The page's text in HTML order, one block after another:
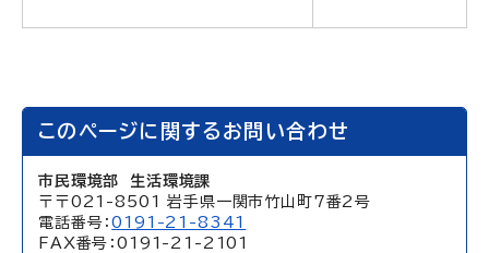
このページに関するお問い合わせ
市民環境部 生活環境課
〒〒021-8501 岩手県一関市竹山町7番2号
電話番号：0191-21-8341
FAX番号：0191-21-2101